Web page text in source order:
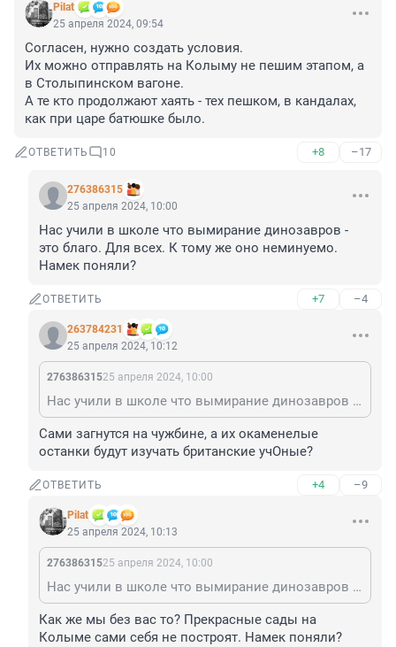
Pilat
25 апреля 2024, 09:54
Согласен, нужно создать условия.
Их можно отправлять на Колыму не пешим этапом, а
в Столыпинском вагоне.
А те кто продолжают хаять - тех пешком, в кандалах,
как при царе батюшке было.
ОТВЕТИТЬ 10 +8 –17
276386315
25 апреля 2024, 10:00
Нас учили в школе что вымирание динозавров -
это благо. Для всех. К тому же оно неминуемо.
Намек поняли?
ОТВЕТИТЬ +7 –4
263784231
25 апреля 2024, 10:12
27638631525 апреля 2024, 10:00
Нас учили в школе что вымирание динозавров - это благо. Для всех. К тому же оно неминуемо. Намек поняли?
Сами загнутся на чужбине, а их окаменелые
останки будут изучать британские учОные?
ОТВЕТИТЬ +4 –9
Pilat
25 апреля 2024, 10:13
27638631525 апреля 2024, 10:00
Нас учили в школе что вымирание динозавров - это благо. Для всех. К тому же оно неминуемо. Намек поняли?
Как же мы без вас то? Прекрасные сады на
Колыме сами себя не построят. Намек поняли?